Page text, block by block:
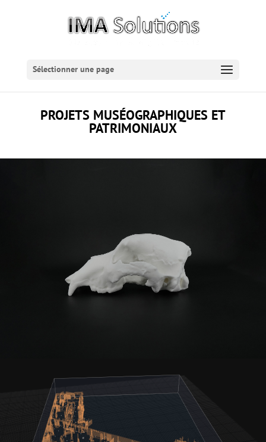
Sélectionner une page
PROJETS MUSÉOGRAPHIQUES ET
PATRIMONIAUX